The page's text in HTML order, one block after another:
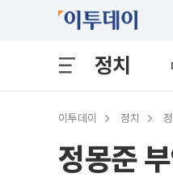
정치
이투데이 정치
정몽준